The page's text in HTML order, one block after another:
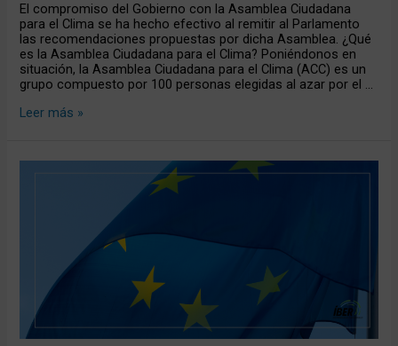
El compromiso del Gobierno con la Asamblea Ciudadana
para el Clima se ha hecho efectivo al remitir al Parlamento
las recomendaciones propuestas por dicha Asamblea. ¿Qué
es la Asamblea Ciudadana para el Clima? Poniéndonos en
situación, la Asamblea Ciudadana para el Clima (ACC) es un
grupo compuesto por 100 personas elegidas al azar por el …
Leer más »